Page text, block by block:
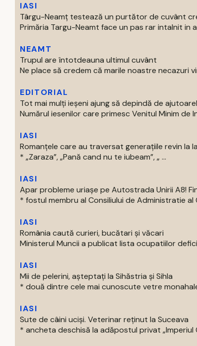
IASI
Târgu-Neamț testează un purtător de cuvânt
Primăria Targu-Neamt face un pas rar intalnit in
NEAMT
Trupul are întotdeauna ultimul cuvânt
Ne place să credem că marile noastre necazuri
EDITORIAL
Tot mai mulți ieșeni ajung să depindă de
Numărul iesenilor care primesc Venitul Minim de
IASI
Romanțele care au traversat generațiile revin la
* „Zaraza”, „Pană cand nu te iubeam”, „ ...
IASI
Apar probleme uriașe pe Autostrada Unirii A8!
* fostul membru al Consiliului de Administratie al
IASI
România caută curieri, bucătari și văcari
Ministerul Muncii a publicat lista ocupatiilor
IASI
Mii de pelerini, așteptați la Sihăstria și Sihla
* două dintre cele mai cunoscute vetre
IASI
Sute de câini uciși. Veterinar reținut la Suceava
* ancheta deschisă la adăpostul privat „Imperiul